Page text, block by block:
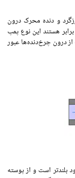
و دنده محرک درون
هستند این نوع پمپ
درون چرخ‌دنده‌ها عبور
است و از پوسته